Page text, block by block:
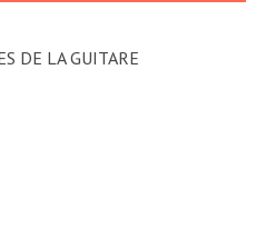
DE LA GUITARE